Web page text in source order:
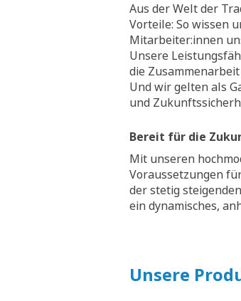
Aus der Welt der
Vorteile: So wissen
Mitarbeiter:innen
Unsere
die
Und wir gelten als
und
Bereit für die
Mit unseren
Voraussetzungen
der stetig
ein dynamisches,
Unsere